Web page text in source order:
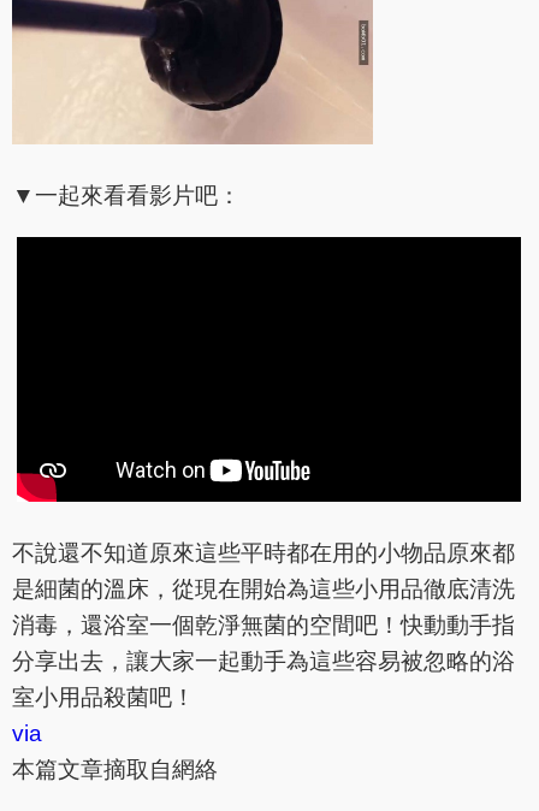
▼一起來看看影片吧：
不說還不知道原來這些平時都在用的小物品原來都
是細菌的溫床，從現在開始為這些小用品徹底清洗
消毒，還浴室一個乾淨無菌的空間吧！快動動手指
分享出去，讓大家一起動手為這些容易被忽略的浴
室小用品殺菌吧！
via
本篇文章摘取自網絡